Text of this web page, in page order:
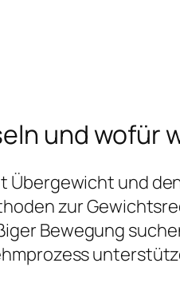
und wofür
und
zur
Bewegung